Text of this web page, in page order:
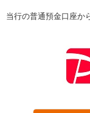
当行の普通預金口座か